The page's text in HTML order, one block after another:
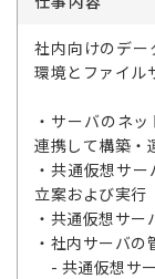
社内向けのデ
環境とファイル
・サーバのネ
連携して構築・
・共通仮想サ
立案および実行
・共通仮想サ
・社内サーバの
- 共通仮想サ